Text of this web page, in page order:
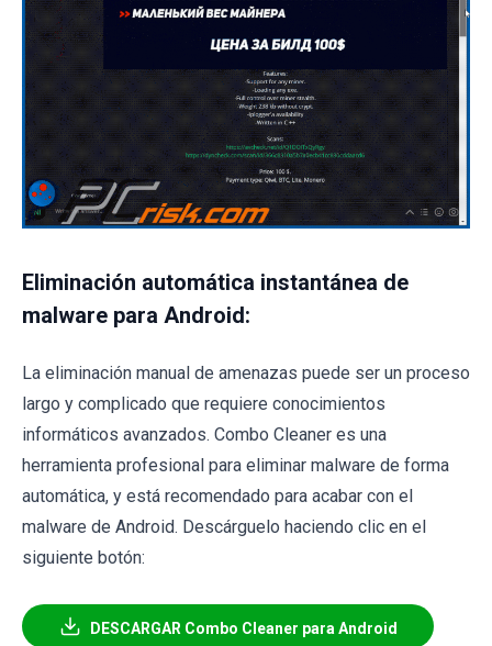
Eliminación automática instantánea de
malware para Android:
La eliminación manual de amenazas puede ser un proceso
largo y complicado que requiere conocimientos
informáticos avanzados. Combo Cleaner es una
herramienta profesional para eliminar malware de forma
automática, y está recomendado para acabar con el
malware de Android. Descárguelo haciendo clic en el
siguiente botón:
DESCARGAR Combo Cleaner para Android